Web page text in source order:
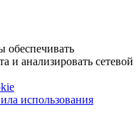
и анализировать сетевой
использования